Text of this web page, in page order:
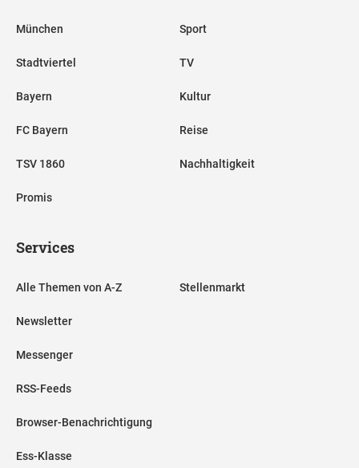
München
Stadtviertel
Bayern
FC Bayern
TSV 1860
Promis
Sport
TV
Kultur
Reise
Nachhaltigkeit
Services
Alle Themen von A-Z
Newsletter
Messenger
RSS-Feeds
Browser-Benachrichtigung
Ess-Klasse
Stellenmarkt